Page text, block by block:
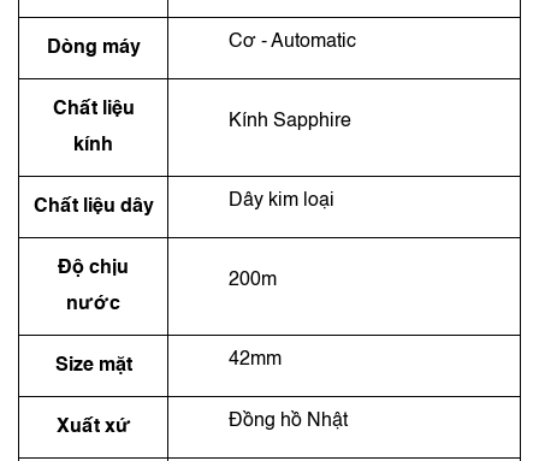
Dòng máy Cơ - Automatic
Chất liệu
kính
Kính Sapphire
Chất liệu dây Dây kim loại
Độ chịu
nước
200m
Size mặt 42mm
Xuất xứ Đồng hồ Nhật